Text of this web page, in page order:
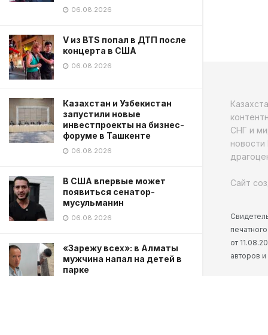
06.08.2026
V из BTS попал в ДТП после
концерта в США
06.08.2026
Казахстан и Узбекистан
запустили новые
инвестпроекты на бизнес-
форуме в Ташкенте
06.08.2026
В США впервые может
появиться сенатор-
мусульманин
06.08.2026
«Зарежу всех»: в Алматы
мужчина напал на детей в
парке
СНГ и
новости
Сайт
от
авторов